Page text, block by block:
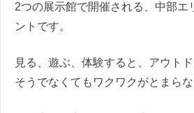
2つの展示館で開催される、中部エ
ントです。
見る、遊ぶ、体験すると、アウト
そうでなくてもワクワクがとまら